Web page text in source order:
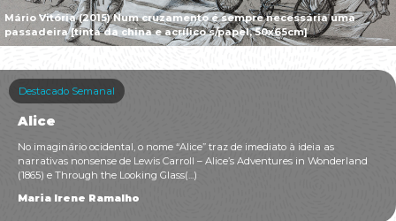
Mário Vitória (2015) Num cruzamento é sempre necessária uma
passadeira [tinta da china e acrílico s/papel, 50x65cm]
Destacado Semanal
Alice
No imaginário ocidental, o nome “Alice” traz de imediato à ideia as
narrativas nonsense de Lewis Carroll – Alice’s Adventures in Wonderland
(1865) e Through the Looking Glass(...)
Maria Irene Ramalho